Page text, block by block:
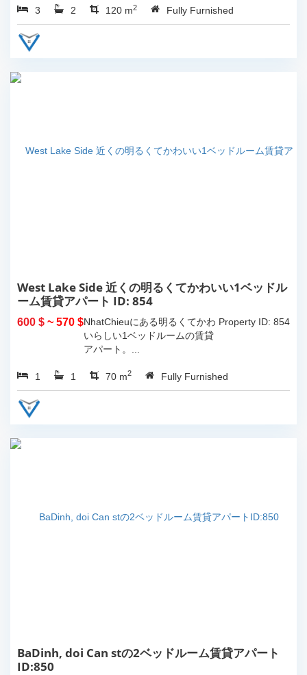
3 2 120 m2 Fully Furnished
West Lake Side 近くの明るくてかわいい1ベッドル
ーム賃貸アパート ID: 854
600 $ ~ 570 $ Property ID: 854
NhatChieuにある明るくてかわ
いらしい1ベッドルームの賃貸
アパート。...
1 1 70 m2 Fully Furnished
BaDinh, doi Can stの2ベッドルーム賃貸アパート
ID:850